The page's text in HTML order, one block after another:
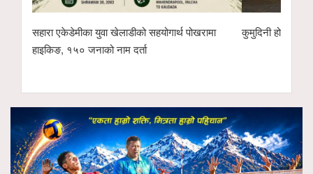
सहारा एकेडेमीका युवा खेलाडीको सहयोगार्थ पोखरामा
हाइकिङ, १५० जनाको नाम दर्ता
कुमुदिनी होम्समा